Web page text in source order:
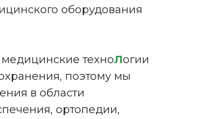
оборудования
техноЛогии
поэтому мы
в области
ортопедии,